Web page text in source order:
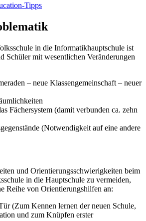
Tipps
in die Informatikhauptschule ist
Schüler mit wesentlichen Veränderungen
– neue Klassengemeinschaft – neuer
Fächersystem (damit verbunden ca. zehn
(Notwendigkeit auf eine andere
und Orientierungsschwierigkeiten beim
in die Hauptschule zu vermeiden,
Reihe von Orientierungshilfen an:
(Zum Kennen lernen der neuen Schule,
und zum Knüpfen erster